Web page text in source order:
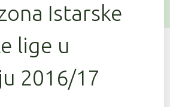
Istarske
lige u
2016/17